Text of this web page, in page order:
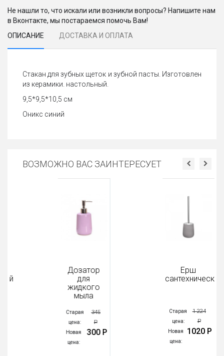
Не нашли то, что искали или возникли вопросы? Напишите нам
в Вконтакте, мы постараемся помочь Вам!
ОПИСАНИЕ
ДОСТАВКА И ОПЛАТА
Стакан для зубных щеток и зубной пасты. Изготовлен
из керамики. настольный.
9,5*9,5*10,5 см
Оникс синий
ВОЗМОЖНО ВАС ЗАИНТЕРЕСУЕТ
сантехнический